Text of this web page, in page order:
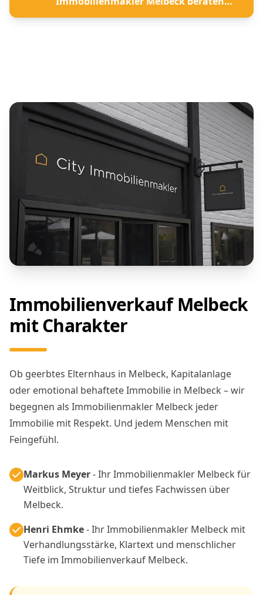
lassen
Immobilienverkauf Melbeck
mit Charakter
Ob geerbtes Elternhaus in Melbeck, Kapitalanlage
oder emotional behaftete Immobilie in Melbeck – wir
begegnen als Immobilienmakler Melbeck jeder
Immobilie mit Respekt. Und jedem Menschen mit
Feingefühl.
Markus Meyer- Ihr Immobilienmakler Melbeck für
Weitblick, Struktur und tiefes Fachwissen über
Melbeck.
Henri Ehmke- Ihr Immobilienmakler Melbeck mit
Verhandlungsstärke, Klartext und menschlicher
Tiefe im Immobilienverkauf Melbeck.